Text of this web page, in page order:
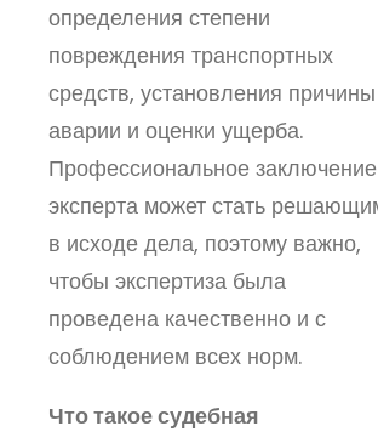
определения степени
повреждения транспортных
средств, установления причины
аварии и оценки ущерба.
Профессиональное заключение
эксперта может стать
в исходе дела, поэтому важно,
чтобы экспертиза была
проведена качественно и с
соблюдением всех норм.
Что такое судебная